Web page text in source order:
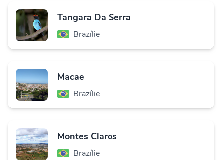
Tangara Da Serra
Brazílie
Macae
Brazílie
Montes Claros
Brazílie